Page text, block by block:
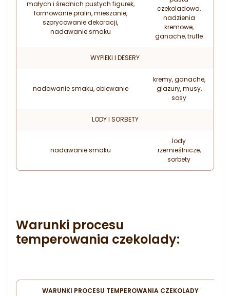
małych i średnich pustych figurek,
formowanie pralin, mieszanie,
szprycowanie dekoracji,
nadawanie smaku
czekoladowa,
nadzienia
kremowe,
ganache, trufle
WYPIEKI I DESERY
nadawanie smaku, oblewanie
kremy, ganache,
glazury, musy,
sosy
LODY I SORBETY
nadawanie smaku
lody
rzemieślnicze,
sorbety
Warunki procesu
temperowania czekolady:
WARUNKI PROCESU TEMPEROWANIA CZEKOLADY